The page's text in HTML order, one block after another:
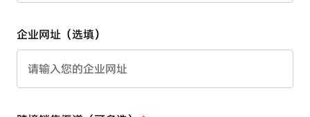
企业网址（选填）